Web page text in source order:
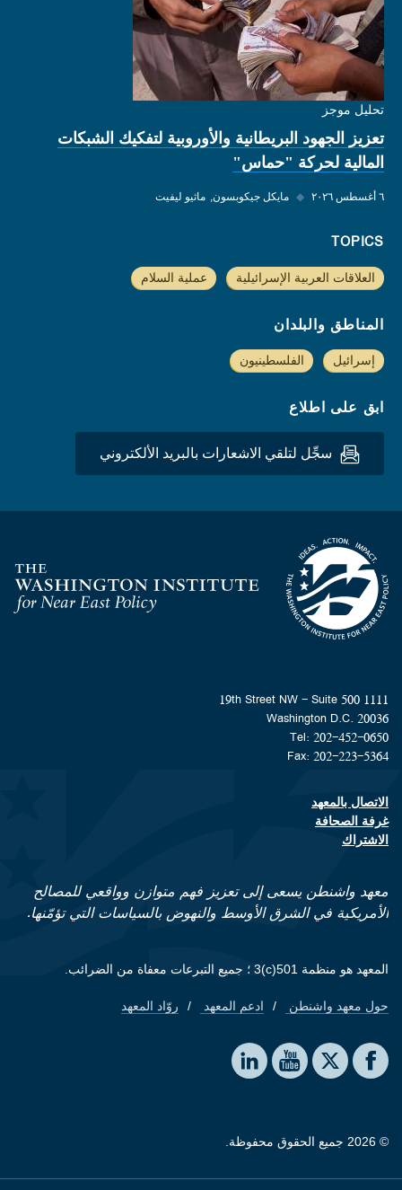
تحليل موجز
تعزيز الجهود البريطانية والأوروبية لتفكيك الشبكات
المالية لحركة "حماس"
٦ أغسطس ٢٠٢٦ ◆ مايكل جيكوبسون ماثيو ليفيت
TOPICS
العلاقات العربية الإسرائيلية عملية السلام
المناطق والبلدان
إسرائيل الفلسطينيون
ابق على اطلاع
سجِّل لتلقي الاشعارات بالبريد الألكتروني
Homepage
1111 19th Street NW - Suite 500
Washington D.C. 20036
Tel: 202-452-0650
Fax: 202-223-5364
Footer contact links
الاتصال بالمعهد
غرفة الصحافة
الاشتراك
معهد واشنطن يسعى إلى تعزيز فهم متوازن وواقعي للمصالح
الأمريكية في الشرق الأوسط والنهوض بالسياسات التي تؤمّنها.
المعهد هو منظمة 501(c)3 ؛ جميع التبرعات معفاة من الضرائب.
Footer quick links
حول معهد واشنطن ادعم المعهد روّاد المعهد
Social media
The Washington Institute on Facebook
The Washington Institute on X
The Washington Institute on YouTube
The Washington Institute on LinkedIn
© 2026 جميع الحقوق محفوظة.